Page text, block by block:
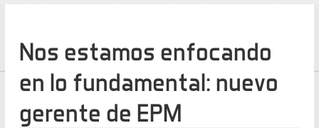
Nos estamos enfocando
en lo fundamental: nuevo
gerente de EPM